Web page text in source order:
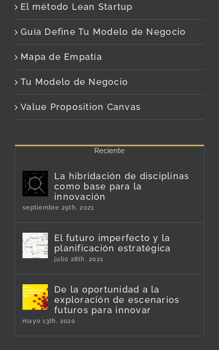
El método Lean Startup
Guía Define Tu Modelo de Negocio
Mapa de Empatía
Tu Modelo de Negocio
Value Proposition Canvas
Reciente
La hibridación de disciplinas
como base para la
innovación
septiembre 29th, 2021
El futuro imperfecto y la
planificación estratégica
julio 28th, 2021
De la oportunidad a la
exploración de escenarios
futuros para innovar
mayo 13th, 2020